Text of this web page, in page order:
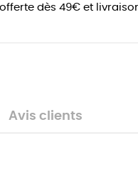
dès 49€ et
Avis clients